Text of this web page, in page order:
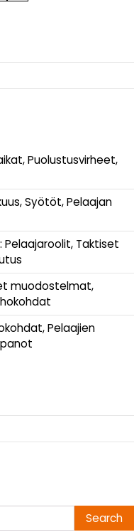
Puolustusvirheet,
Syötöt, Pelaajan
Pelaajaroolit, Taktiset
muodostelmat,
Pelaajien